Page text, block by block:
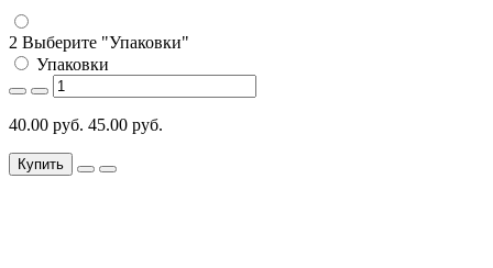
2 Выберите "Упаковки"
Упаковки
40.00 руб. 45.00 руб.
Купить